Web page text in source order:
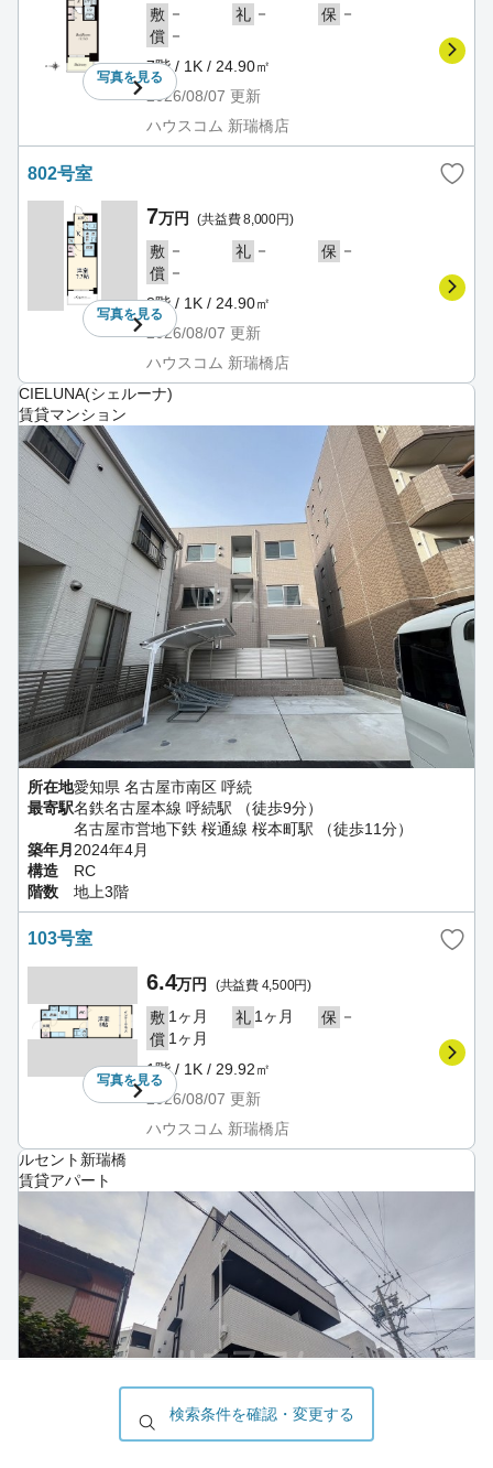
写真を見る
敷 － 礼 － 保 －
償 －
7階 / 1K / 24.90㎡
2026/08/07 更新
ハウスコム 新瑞橋店
802号室
写真を見る
7万円 (共益費 8,000円)
敷 － 礼 － 保 －
償 －
8階 / 1K / 24.90㎡
2026/08/07 更新
ハウスコム 新瑞橋店
CIELUNA(シェルーナ)
賃貸マンション
所在地愛知県 名古屋市南区 呼続
最寄駅名鉄名古屋本線 呼続駅 （徒歩9分）
名古屋市営地下鉄 桜通線 桜本町駅 （徒歩11分）
築年月 2024年4月
構造
RC
階数
地上3階
103号室
写真を見る
6.4万円 (共益費 4,500円)
敷 1ヶ月 礼 1ヶ月 保 －
償 1ヶ月
1階 / 1K / 29.92㎡
2026/08/07 更新
ハウスコム 新瑞橋店
ルセント新瑞橋
賃貸アパート
検索条件を確認・変更する